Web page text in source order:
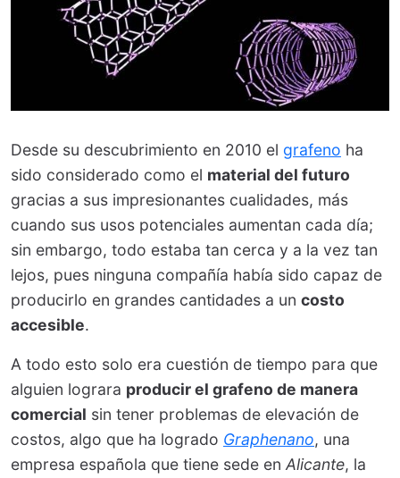
Desde su descubrimiento en 2010 el grafeno ha
sido considerado como el material del futuro
gracias a sus impresionantes cualidades, más
cuando sus usos potenciales aumentan cada día;
sin embargo, todo estaba tan cerca y a la vez tan
lejos, pues ninguna compañía había sido capaz de
producirlo en grandes cantidades a un costo
accesible.
A todo esto solo era cuestión de tiempo para que
alguien lograra producir el grafeno de manera
comercial sin tener problemas de elevación de
costos, algo que ha logrado Graphenano, una
empresa española que tiene sede en Alicante, la